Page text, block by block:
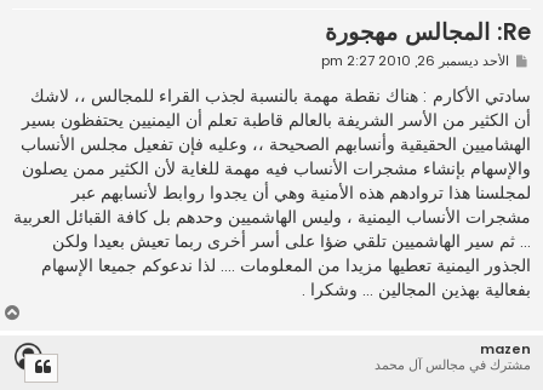
Re: المجالس مهجورة
م
ا
ر
ة
الأحد ديسمبر 26, 2010 2:27 pm
سادتي الأكارم : هناك نقطة مهمة بالنسبة لجذب القراء للمجالس ،، لاشك
أن الكثير من الأسر الشريفة بالعالم قاطبة تعلم أن اليمنيين يحتفظون بسير
الهشاميين الحقيقية وأنسابهم الصحيحة ،، وعليه فإن تفعيل مجلس الأنساب
والإسهام بإنشاء مشجرات الأنساب فيه مهمة للغاية لأن الكثير ممن يصلون
لمجلسنا هذا تروادهم هذه الأمنية وهي أن يجدوا روابط لأنسابهم عبر
مشجرات الأنساب اليمنية ، وليس الهاشميين وحدهم بل كافة القبائل العربية
... ثم سير الهاشميين تلقي ضؤا على أسر أخرى ربما تعيش بعيدا ولكن
الجذور اليمنية تعطيها مزيدا من المعلومات .... لذا ندعوكم جميعا الإسهام
بفعالية بهذين المجالين ... وشكرا .
mazen
مشترك في مجالس آل محمد